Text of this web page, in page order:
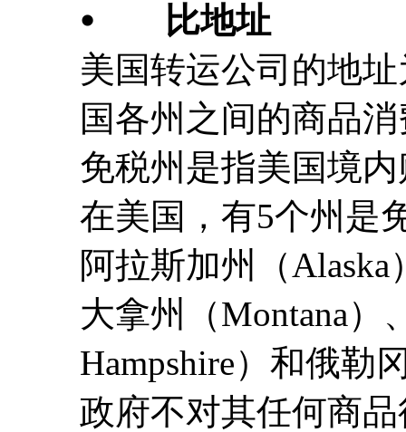
⦁ 比地址
美国转运公司的地
国各州之间的商品
免税州是指美国境
在美国，有5个州是
阿拉斯加州（Alaska
大拿州（Montana）
Hampshire）和俄勒
政府不对其任何商